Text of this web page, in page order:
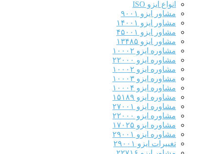
انواع ایزو ISO
مشاور ایزو ۹۰۰۱
مشاور ایزو ۱۴۰۰۱
مشاور ایزو ۴۵۰۰۱
مشاور ایزو ۱۳۴۸۵
مشاوره ایزو ۱۰۰۰۲
مشاوره ایزو ۲۲۰۰۰
مشاوره ایزو ۱۰۰۰۲
مشاوره ایزو ۱۰۰۰۳
مشاوره ایزو ۱۰۰۰۴
مشاوره ایزو ۱۵۱۸۹
مشاوره ایزو ۲۷۰۰۱
مشاوره ایزو ۲۲۰۰۰
مشاوره ایزو ۱۷۰۲۵
مشاوره ایزو ۲۹۰۰۱
تغییرات ایزو ۲۹۰۰۱